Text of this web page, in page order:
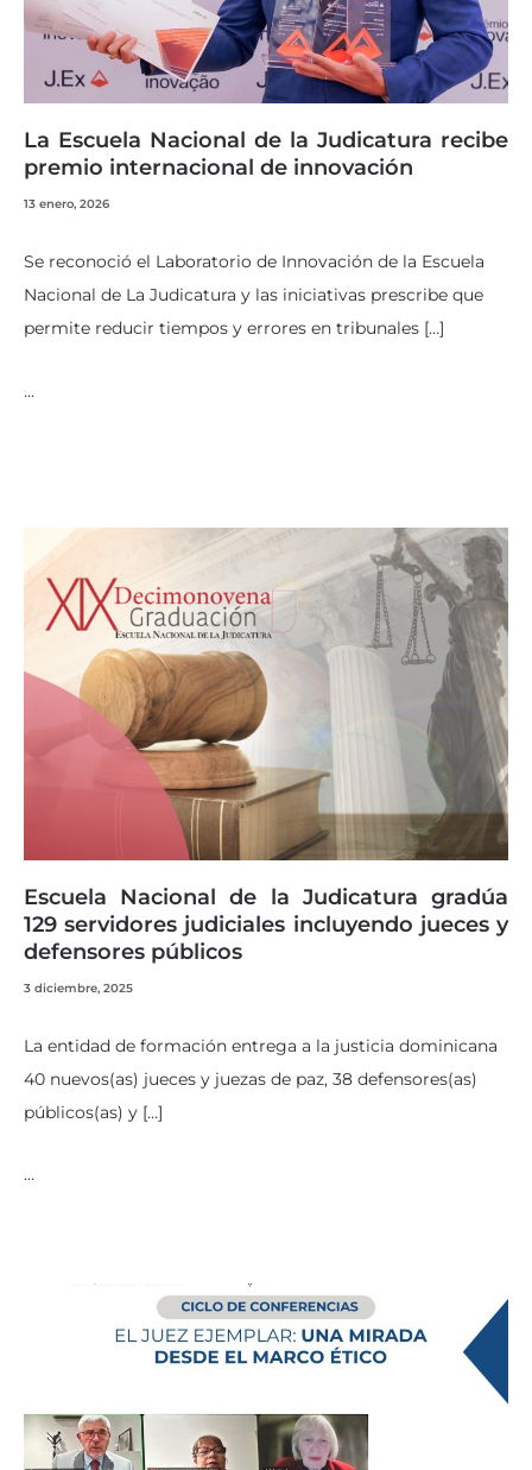
La Escuela Nacional de la Judicatura recibe
premio internacional de innovación
13 enero, 2026
Se reconoció el Laboratorio de Innovación de la Escuela
Nacional de La Judicatura y las iniciativas prescribe que
permite reducir tiempos y errores en tribunales […]
…
Escuela Nacional de la Judicatura gradúa
129 servidores judiciales incluyendo jueces y
defensores públicos
3 diciembre, 2025
La entidad de formación entrega a la justicia dominicana
40 nuevos(as) jueces y juezas de paz, 38 defensores(as)
públicos(as) y […]
…